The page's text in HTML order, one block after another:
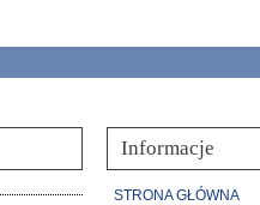
Informacje
STRONA GŁÓWNA